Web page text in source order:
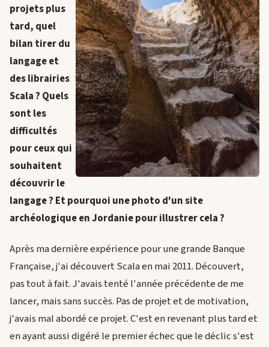
projets plus
tard, quel
bilan tirer du
langage et
des librairies
Scala ? Quels
sont les
difficultés
pour ceux qui
souhaitent
découvrir le
langage ? Et pourquoi une photo d'un site
archéologique en Jordanie pour illustrer cela ?
Après ma dernière expérience pour une grande Banque
Française, j'ai découvert Scala en mai 2011. Découvert,
pas tout à fait. J'avais tenté l'année précédente de me
lancer, mais sans succès. Pas de projet et de motivation,
j'avais mal abordé ce projet. C'est en revenant plus tard et
en ayant aussi digéré le premier échec que le déclic s'est